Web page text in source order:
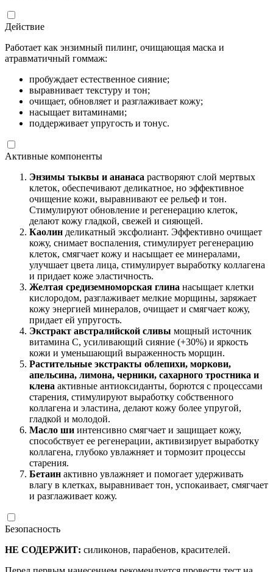
Действие
Работает как энзимный пилинг, очищающая маска и
атравматичный гоммаж:
пробуждает естественное сияние;
выравнивает текстуру и тон;
очищает, обновляет и разглаживает кожу;
насыщает витаминами;
поддерживает упругость и тонус.
Активные компоненты
Энзимы тыквы и ананаса растворяют слой мертвых
клеток, обеспечивают деликатное, но эффективное
очищение кожи, выравнивают ее рельеф и тон.
Стимулируют обновление и регенерацию клеток,
делают кожу гладкой, свежей и сияющей.
Каолин деликатный эксфолиант. Эффективно очищает
кожу, снимает воспаления, стимулирует регенерацию
клеток, смягчает кожу и насыщает ее минералами,
улучшает цвета лица, стимулирует выработку коллагена
и придает коже эластичность.
Желтая средиземноморская глина насыщает клетки
кислородом, разглаживает мелкие морщины, заряжает
кожу энергией минералов, очищает и смягчает кожу,
придает ей упругость.
Экстракт австралийской сливы мощный источник
витамина С, усиливающий сияние (+30%) и яркость
кожи и уменьшающий выраженность морщин.
Растительные экстракты облепихи, моркови,
апельсина, лимона, черники, сахарного тростника и
клена активные антиоксиданты, борются с процессами
старения, стимулируют выработку собственного
коллагена и эластина, делают кожу более упругой,
гладкой и молодой.
Масло ши интенсивно смягчает и защищает кожу,
способствует ее регенерации, активизирует выработку
коллагена, глубоко увлажняет и тормозит процессы
старения.
Бетаин активно увлажняет и помогает удерживать
влагу в клетках, выравнивает тон, успокаивает, смягчает
и разглаживает кожу.
Безопасность
НЕ СОДЕРЖИТ: силиконов, парабенов, красителей.